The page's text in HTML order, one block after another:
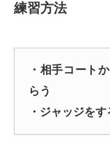
練習方法
・相手コート
らう
・ジャッジを